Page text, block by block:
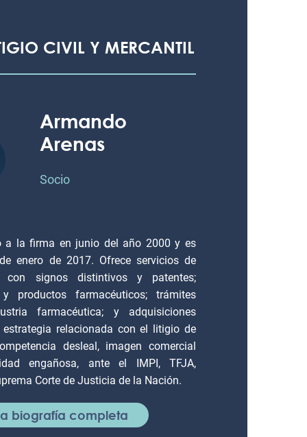
CIVIL Y MERCANTIL
Armando
Arenas
Socio
a la firma en junio del año 2000 y es
enero de 2017. Ofrece servicios de
con signos distintivos y patentes;
productos farmacéuticos; trámites
farmacéutica; y adquisiciones
relacionada con el litigio de
desleal, imagen comercial
engañosa, ante el IMPI, TFJA,
Corte de Justicia de la Nación.
biografía completa